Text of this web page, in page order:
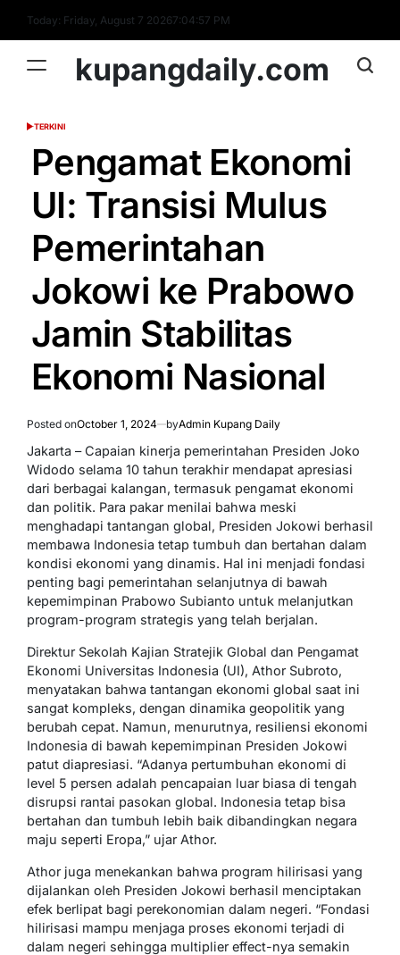
content
Today: Friday, August 7 20267:04:58 PM
kupangdaily.com
POSTED
TERKINI
Pengamat Ekonomi
UI: Transisi Mulus
Pemerintahan
Jokowi ke Prabowo
Jamin Stabilitas
Ekonomi Nasional
Posted onOctober 1, 2024 byAdmin Kupang Daily
Jakarta – Capaian kinerja pemerintahan Presiden Joko
Widodo selama 10 tahun terakhir mendapat apresiasi
dari berbagai kalangan, termasuk pengamat ekonomi
dan politik. Para pakar menilai bahwa meski
menghadapi tantangan global, Presiden Jokowi berhasil
membawa Indonesia tetap tumbuh dan bertahan dalam
kondisi ekonomi yang dinamis. Hal ini menjadi fondasi
penting bagi pemerintahan selanjutnya di bawah
kepemimpinan Prabowo Subianto untuk melanjutkan
program-program strategis yang telah berjalan.
Direktur Sekolah Kajian Stratejik Global dan Pengamat
Ekonomi Universitas Indonesia (UI), Athor Subroto,
menyatakan bahwa tantangan ekonomi global saat ini
sangat kompleks, dengan dinamika geopolitik yang
berubah cepat. Namun, menurutnya, resiliensi ekonomi
Indonesia di bawah kepemimpinan Presiden Jokowi
patut diapresiasi. “Adanya pertumbuhan ekonomi di
level 5 persen adalah pencapaian luar biasa di tengah
disrupsi rantai pasokan global. Indonesia tetap bisa
bertahan dan tumbuh lebih baik dibandingkan negara
maju seperti Eropa,” ujar Athor.
Athor juga menekankan bahwa program hilirisasi yang
dijalankan oleh Presiden Jokowi berhasil menciptakan
efek berlipat bagi perekonomian dalam negeri. “Fondasi
hilirisasi mampu menjaga proses ekonomi terjadi di
dalam negeri sehingga multiplier effect-nya semakin